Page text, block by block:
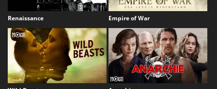
Renaissance Empire of War